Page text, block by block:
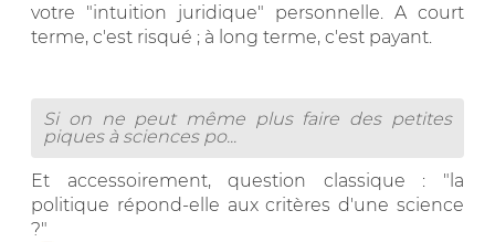
votre "intuition juridique" personnelle. A court
terme, c'est risqué ; à long terme, c'est payant.
Si on ne peut même plus faire des petites
piques à sciences po...
Et accessoirement, question classique : "la
politique répond-elle aux critères d'une science
?"